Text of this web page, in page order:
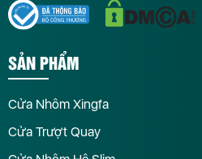
SẢN PHẨM
Cửa Nhôm Xingfa
Cửa Trượt Quay